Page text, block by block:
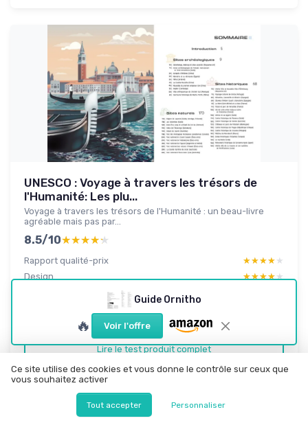
UNESCO : Voyage à travers les trésors de
l'Humanité: Les plu...
Voyage à travers les trésors de l'Humanité : un beau-livre
agréable mais pas par...
8.5/10★★★★★
★★★★★
Rapport qualité-prix ★★★★★
★★★★★
Design
★★★★★
★★★★★
Lire le test produit complet
Guide Ornitho
🔥 Voir l'offre
Ce site utilise des cookies et vous donne le contrôle sur ceux que
vous souhaitez activer
Tout accepter Personnaliser